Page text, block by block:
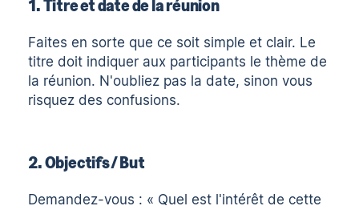
1. Titre et date de la réunion
Faites en sorte que ce soit simple et clair. Le
titre doit indiquer aux participants le thème de
la réunion. N'oubliez pas la date, sinon vous
risquez des confusions.
2. Objectifs / But
Demandez-vous : « Quel est l'intérêt de cette